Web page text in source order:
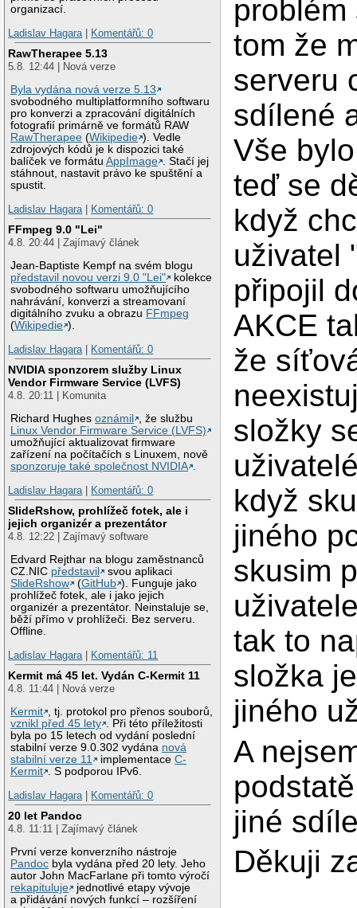
organizací.
Ladislav Hagara
Komentářů: 0
RawTherapee 5.13
5.8. 12:44 | Nová verze
Byla vydána nová verze 5.13
svobodného multiplatformního softwaru
pro konverzi a zpracování digitálních
fotografií primárně ve formátů RAW
RawTherapee (Wikipedie ). Vedle
zdrojových kódů je k dispozici také
balíček ve formátuAppImage . Stačí jej
stáhnout, nastavit právo ke spuštění a
spustit.
Ladislav Hagara
Komentářů: 0
FFmpeg 9.0 "Lei"
4.8. 20:44 | Zajímavý článek
Jean-Baptiste Kempf na svém blogu
představil novou verzi 9.0 "Lei"
kolekce
svobodného softwaru umožňujícího
nahrávání, konverzi a streamovaní
digitálního zvuku a obrazu FFmpeg
(Wikipedie ).
Ladislav Hagara
Komentářů: 0
NVIDIA sponzorem služby Linux
Vendor Firmware Service (LVFS)
4.8. 20:11 | Komunita
Richard Hughesoznámil
, že službu
Linux Vendor Firmware Service (LVFS)
umožňující aktualizovat firmware
zařízení na počítačích s Linuxem, nově
sponzoruje také společnost NVIDIA .
Ladislav Hagara | Komentářů: 0
SlideRshow, prohlížeč fotek, ale i
jejich organizér a prezentátor
4.8. 12:22 | Zajímavý software
Edvard Rejthar na blogu zaměstnanců
CZ.NIC představil
svou aplikaci
SlideRshow
(GitHub ). Funguje jako
prohlížeč fotek, ale i jako jejich
organizér a prezentátor. Neinstaluje se,
běží přímo v prohlížeči. Bez serveru.
Offline.
Ladislav Hagara | Komentářů: 11
Kermit má 45 let. Vydán C-Kermit 11
4.8. 11:44 | Nová verze
Kermit , tj. protokol pro přenos souborů,
vznikl před 45 lety . Při této příležitosti
byla po 15 letech od vydání poslední
stabilní verze 9.0.302 vydána nová
stabilní verze 11
implementaceC-
Kermit . S podporou IPv6.
Ladislav Hagara | Komentářů: 0
20 let Pandoc
4.8. 11:11 | Zajímavý článek
První verze konverzního nástroje
Pandoc byla vydána před 20 lety. Jeho
autor John MacFarlane při tomto výročí
rekapituluje
jednotlivé etapy vývoje
a přidávání nových funkcí – rozšíření
tom že
serveru
sdílené
Vše
teď se
když
uživatel
připojil
AKCE
že
složky
když
jiného
skusim
tak to
složka
jiného
A
jiné
Děkuji